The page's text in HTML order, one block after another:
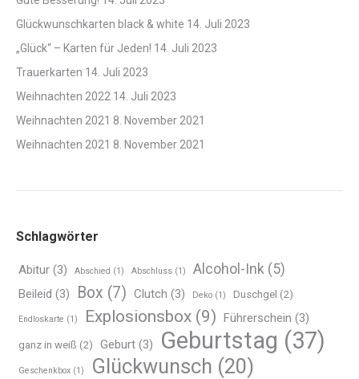
Glückwunschkarten black & white 14. Juli 2023
„Glück“ – Karten für Jeden! 14. Juli 2023
Trauerkarten 14. Juli 2023
Weihnachten 2022 14. Juli 2023
Weihnachten 2021 8. November 2021
Weihnachten 2021 8. November 2021
Schlagwörter
Abitur (3) Abschied (1) Abschluss (1) Alcohol-Ink (5)
Beileid (3) Box (7) Clutch (3) Deko (1) Duschgel (2)
Endloskarte (1) Explosionsbox (9) Führerschein (3)
ganz in weiß (2) Geburt (3) Geburtstag (37)
Geschenkbox (1) Glückwunsch (20)